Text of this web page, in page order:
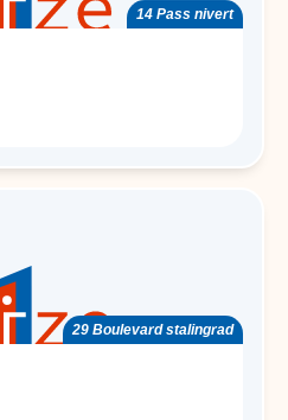
14 Pass nivert
29 Boulevard stalingrad